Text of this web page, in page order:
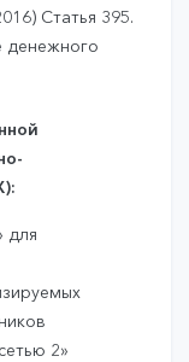
Статья 395.
денежного
для
2»